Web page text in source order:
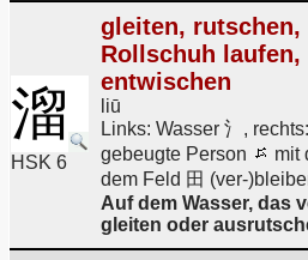
溜
HSK 6
gleiten, rutschen,
Rollschuh laufen,
entwischen
liū
Links: Wasser 氵,
gebeugte Person
mit
dem Feld 田 (ver-
Auf dem Wasser, das
gleiten oder